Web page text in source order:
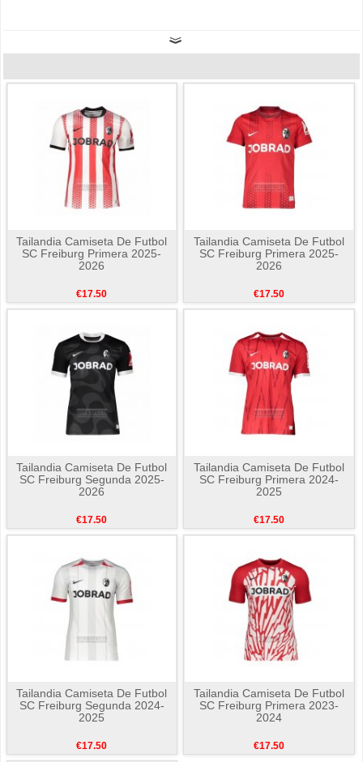
Tailandia Camiseta De Futbol
SC Freiburg Primera 2025-
2026
€17.50
Tailandia Camiseta De Futbol
SC Freiburg Primera 2025-
2026
€17.50
Tailandia Camiseta De Futbol
SC Freiburg Segunda 2025-
2026
€17.50
Tailandia Camiseta De Futbol
SC Freiburg Primera 2024-
2025
€17.50
Tailandia Camiseta De Futbol
SC Freiburg Segunda 2024-
2025
€17.50
Tailandia Camiseta De Futbol
SC Freiburg Primera 2023-
2024
€17.50